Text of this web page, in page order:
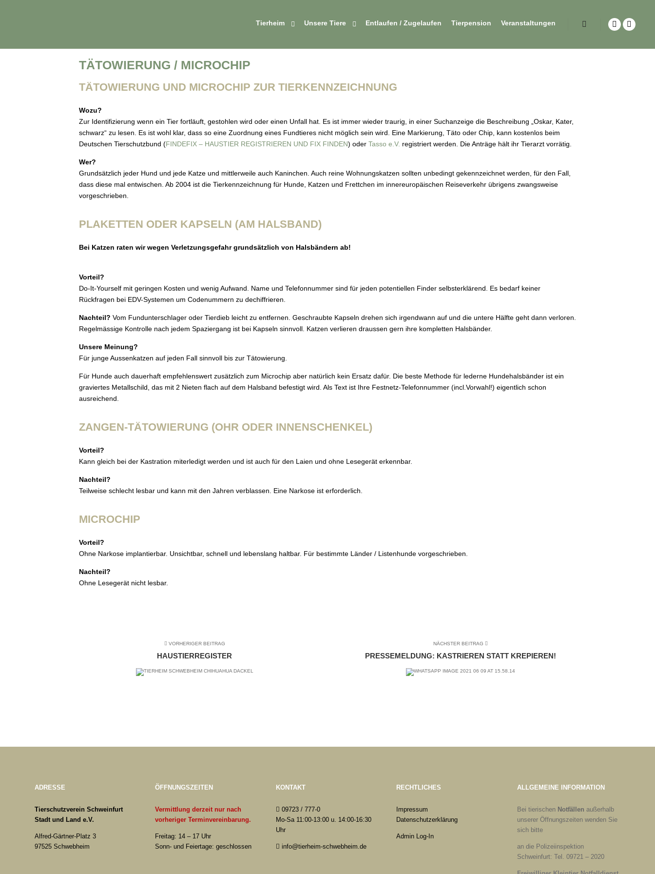
Tierheim Unsere Tiere Entlaufen / Zugelaufen Tierpension Veranstaltungen
TÄTOWIERUNG / MICROCHIP
TÄTOWIERUNG UND MICROCHIP ZUR TIERKENNZEICHNUNG
Wozu?
Zur Identifizierung wenn ein Tier fortläuft, gestohlen wird oder einen Unfall hat. Es ist immer wieder traurig, in einer Suchanzeige die Beschreibung „Oskar, Kater,
schwarz“ zu lesen. Es ist wohl klar, dass so eine Zuordnung eines Fundtieres nicht möglich sein wird. Eine Markierung, Täto oder Chip, kann kostenlos beim
Deutschen Tierschutzbund (FINDEFIX – HAUSTIER REGISTRIEREN UND FIX FINDEN) oder Tasso e.V. registriert werden. Die Anträge hält ihr Tierarzt vorrätig.
Wer?
Grundsätzlich jeder Hund und jede Katze und mittlerweile auch Kaninchen. Auch reine Wohnungskatzen sollten unbedingt gekennzeichnet werden, für den Fall,
dass diese mal entwischen. Ab 2004 ist die Tierkennzeichnung für Hunde, Katzen und Frettchen im innereuropäischen Reiseverkehr übrigens zwangsweise
vorgeschrieben.
PLAKETTEN ODER KAPSELN (AM HALSBAND)
Bei Katzen raten wir wegen Verletzungsgefahr grundsätzlich von Halsbändern ab!
Vorteil?
Do-It-Yourself mit geringen Kosten und wenig Aufwand. Name und Telefonnummer sind für jeden potentiellen Finder selbsterklärend. Es bedarf keiner
Rückfragen bei EDV-Systemen um Codenummern zu dechiffrieren.
Nachteil? Vom Fundunterschlager oder Tierdieb leicht zu entfernen. Geschraubte Kapseln drehen sich irgendwann auf und die untere Hälfte geht dann verloren.
Regelmässige Kontrolle nach jedem Spaziergang ist bei Kapseln sinnvoll. Katzen verlieren draussen gern ihre kompletten Halsbänder.
Unsere Meinung?
Für junge Aussenkatzen auf jeden Fall sinnvoll bis zur Tätowierung.
Für Hunde auch dauerhaft empfehlenswert zusätzlich zum Microchip aber natürlich kein Ersatz dafür. Die beste Methode für lederne Hundehalsbänder ist ein
graviertes Metallschild, das mit 2 Nieten flach auf dem Halsband befestigt wird. Als Text ist Ihre Festnetz-Telefonnummer (incl.Vorwahl!) eigentlich schon
ausreichend.
ZANGEN-TÄTOWIERUNG (OHR ODER INNENSCHENKEL)
Vorteil?
Kann gleich bei der Kastration miterledigt werden und ist auch für den Laien und ohne Lesegerät erkennbar.
Nachteil?
Teilweise schlecht lesbar und kann mit den Jahren verblassen. Eine Narkose ist erforderlich.
MICROCHIP
Vorteil?
Ohne Narkose implantierbar. Unsichtbar, schnell und lebenslang haltbar. Für bestimmte Länder / Listenhunde vorgeschrieben.
Nachteil?
Ohne Lesegerät nicht lesbar.
VORHERIGER BEITRAG
HAUSTIERREGISTER
NÄCHSTER BEITRAG
PRESSEMELDUNG: KASTRIEREN STATT KREPIEREN!
ADRESSE
Tierschutzverein Schweinfurt
Stadt und Land e.V.
Alfred-Gärtner-Platz 3
97525 Schwebheim
ÖFFNUNGSZEITEN
Vermittlung derzeit nur nach
vorheriger Terminvereinbarung.
Freitag: 14 – 17 Uhr
Sonn- und Feiertage: geschlossen
KONTAKT
09723 / 777-0
Mo-Sa 11:00-13:00 u. 14:00-16:30
Uhr
info@tierheim-schwebheim.de
RECHTLICHES
Impressum
Datenschutzerklärung
Admin Log-In
ALLGEMEINE INFORMATION
Bei tierischen Notfällen außerhalb
unserer Öffnungszeiten wenden Sie
sich bitte
an die Polizeiinspektion
Schweinfurt: Tel. 09721 – 2020